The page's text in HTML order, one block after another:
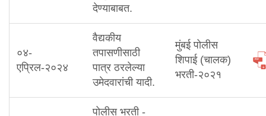
देण्याबाबत.
०४-
एप्रिल-२०२४
वैद्यकीय
तपासणीसाठी
पात्र ठरलेल्या
उमेदवारांची यादी.
मुंबई पोलीस
शिपाई (चालक)
भरती-२०२१
पोलीस भरती -